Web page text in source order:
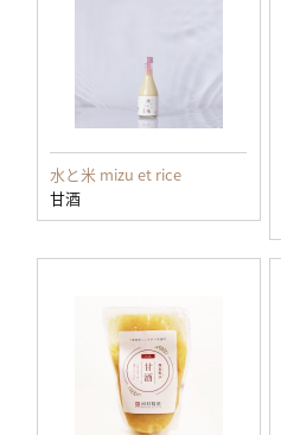
水と米 mizu et rice
甘酒